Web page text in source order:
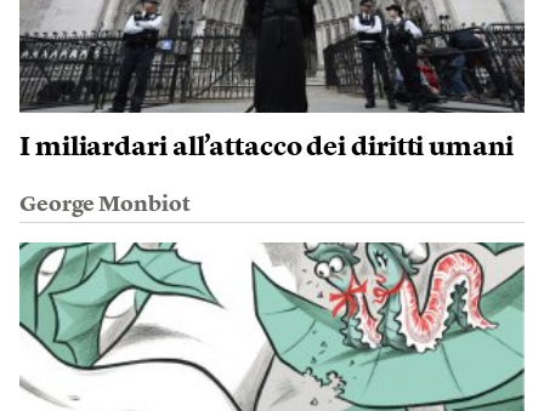
I miliardari all’attacco dei diritti umani
George Monbiot